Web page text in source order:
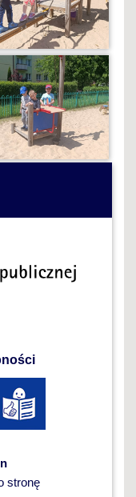
stronę